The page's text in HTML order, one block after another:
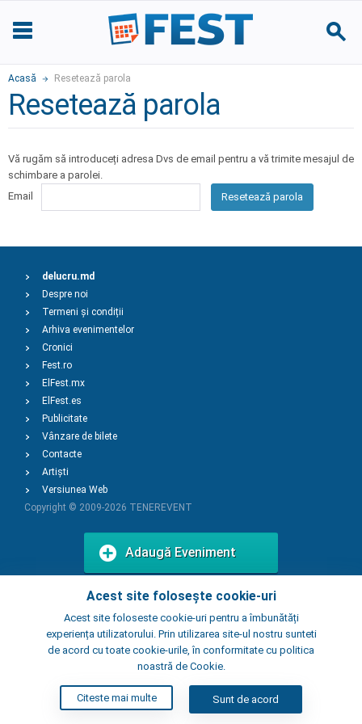
Acasă Resetează parola
Resetează parola
Vă rugăm să introduceți adresa Dvs de email pentru a vă trimite mesajul de
schimbare a parolei.
Email
Resetează parola
Acest site folosește cookie-uri
Acest site foloseste cookie-uri pentru a îmbunătăți
experiența utilizatorului. Prin utilizarea site-ul nostru sunteti
de acord cu toate cookie-urile, în conformitate cu politica
noastră de Cookie.
Citeste mai multe Sunt de acord
delucru.md
Despre noi
Termeni și condiții
Arhiva evenimentelor
Cronici
Fest.ro
ElFest.mx
ElFest.es
Publicitate
Vânzare de bilete
Contacte
Artiști
Versiunea Web
Copyright © 2009-2026 TENEREVENT
Adaugă Eveniment
Adaugă Local